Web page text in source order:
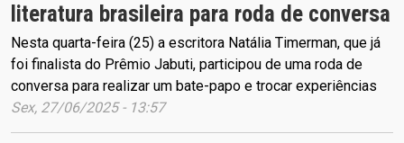
literatura brasileira para roda de conversa
Nesta quarta-feira (25) a escritora Natália Timerman, que já
foi finalista do Prêmio Jabuti, participou de uma roda de
conversa para realizar um bate-papo e trocar experiências
Sex, 27/06/2025 - 13:57